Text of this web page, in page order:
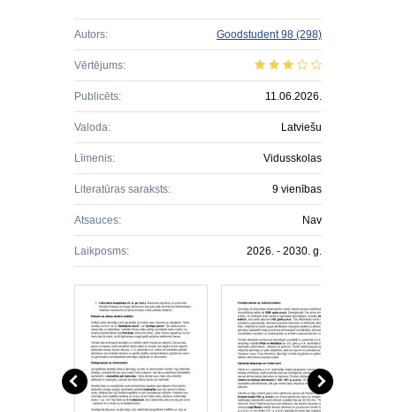
Autors: Goodstudent 98 (298)
Vērtējums:
Publicēts: 11.06.2026.
Valoda: Latviešu
Līmenis: Vidusskolas
Literatūras saraksts: 9 vienības
Atsauces: Nav
Laikposms: 2026. - 2030. g.